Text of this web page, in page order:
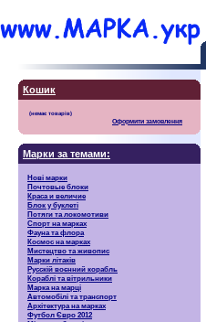
Кошик
Оформити замовлення
Марки за темами:
Нові марки
Почтовые блоки
Краса и величие
Блок у буклеті
Потяги та локомотиви
Спорт на марках
Фауна та флора
Космос на марках
Мистецтво та живопис
Марки літаків
Русскiй воєнний корабль
Кораблі та вітрильники
Марка на марці
Автомобілі та транспорт
Архітектура на марках
Футбол Євро 2012